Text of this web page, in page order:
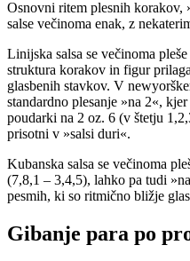
Osnovni ritem plesnih korakov,
salse večinoma enak, z
Linijska salsa se večinoma
struktura korakov in figur
glasbenih stavkov. V
standardno plesanje »na 2«,
poudarki na 2 oz. 6 (v štetju
prisotni v »salsi duri«.
Kubanska salsa se večinoma
(7,8,1 – 3,4,5), lahko pa tudi
pesmih, ki so ritmično bližje
Gibanje para po